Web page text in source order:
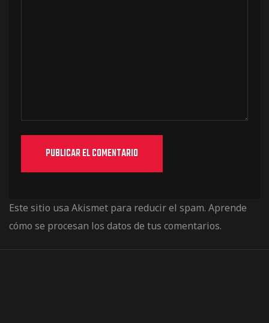
Este sitio usa Akismet para reducir el spam. Aprende
cómo se procesan los datos de tus comentarios.